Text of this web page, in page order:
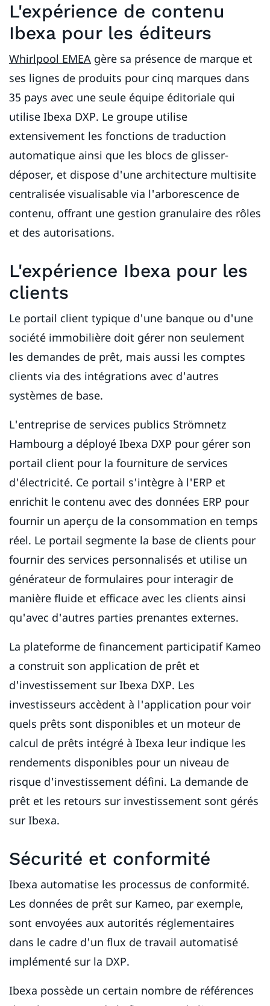
L'expérience de contenu
Ibexa pour les éditeurs
Whirlpool EMEA gère sa présence de marque et
ses lignes de produits pour cinq marques dans
35 pays avec une seule équipe éditoriale qui
utilise Ibexa DXP. Le groupe utilise
extensivement les fonctions de traduction
automatique ainsi que les blocs de glisser-
déposer, et dispose d'une architecture multisite
centralisée visualisable via l'arborescence de
contenu, offrant une gestion granulaire des rôles
et des autorisations.
L'expérience Ibexa pour les
clients
Le portail client typique d'une banque ou d'une
société immobilière doit gérer non seulement
les demandes de prêt, mais aussi les comptes
clients via des intégrations avec d'autres
systèmes de base.
L'entreprise de services publics Strömnetz
Hambourg a déployé Ibexa DXP pour gérer son
portail client pour la fourniture de services
d'électricité. Ce portail s'intègre à l'ERP et
enrichit le contenu avec des données ERP pour
fournir un aperçu de la consommation en temps
réel. Le portail segmente la base de clients pour
fournir des services personnalisés et utilise un
générateur de formulaires pour interagir de
manière fluide et efficace avec les clients ainsi
qu'avec d'autres parties prenantes externes.
La plateforme de financement participatif Kameo
a construit son application de prêt et
d'investissement sur Ibexa DXP. Les
investisseurs accèdent à l'application pour voir
quels prêts sont disponibles et un moteur de
calcul de prêts intégré à Ibexa leur indique les
rendements disponibles pour un niveau de
risque d'investissement défini. La demande de
prêt et les retours sur investissement sont gérés
sur Ibexa.
Sécurité et conformité
Ibexa automatise les processus de conformité.
Les données de prêt sur Kameo, par exemple,
sont envoyées aux autorités réglementaires
dans le cadre d'un flux de travail automatisé
implémenté sur la DXP.
Ibexa possède un certain nombre de références